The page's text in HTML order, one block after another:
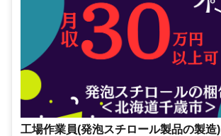
工場作業員(発泡スチロール製品の製造)